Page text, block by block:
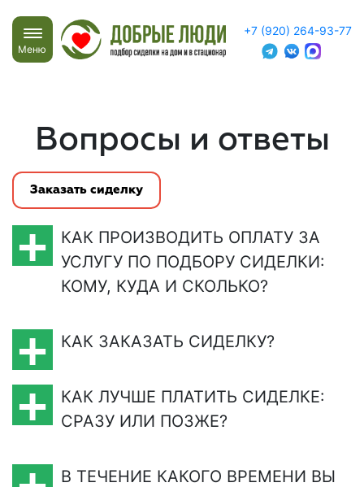
Меню
+7 (920) 264-93-77
Вопросы и ответы
Заказать сиделку
КАК ПРОИЗВОДИТЬ ОПЛАТУ ЗА
УСЛУГУ ПО ПОДБОРУ СИДЕЛКИ:
КОМУ, КУДА И СКОЛЬКО?
КАК ЗАКАЗАТЬ СИДЕЛКУ?
КАК ЛУЧШЕ ПЛАТИТЬ СИДЕЛКЕ:
СРАЗУ ИЛИ ПОЗЖЕ?
В ТЕЧЕНИЕ КАКОГО ВРЕМЕНИ ВЫ